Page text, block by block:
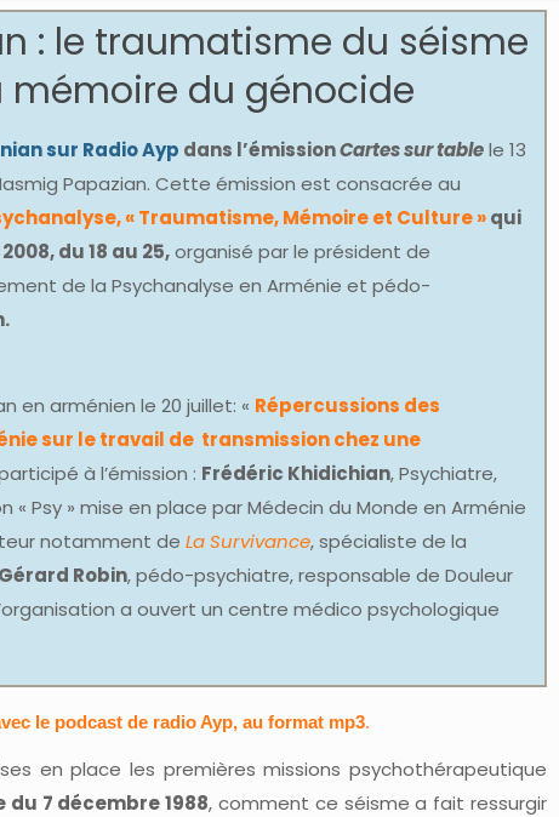
: le traumatisme du séisme
mémoire du génocide
sur Radio Ayp dans l’émissionCartes sur tablele 13
Papazian. Cette émission est consacrée au
« Traumatisme, Mémoire et Culture »qui
du 18 au 25,organisé par le président de
de la Psychanalyse en Arménie et pédo-
en arménien le 20 juillet: « Répercussions des
sur le travail de transmission chez une
à l’émission : Frédéric Khidichian, Psychiatre,
Psy » mise en place par Médecin du Monde en Arménie
notamment de La Survivance, spécialiste de la
Gérard Robin, pédo-psychiatre, responsable de Douleur
a ouvert un centre médico psychologique
le podcast de radio Ayp, au format mp3.
en place les premières missions psychothérapeutique
7 décembre 1988, comment ce séisme a fait ressurgir